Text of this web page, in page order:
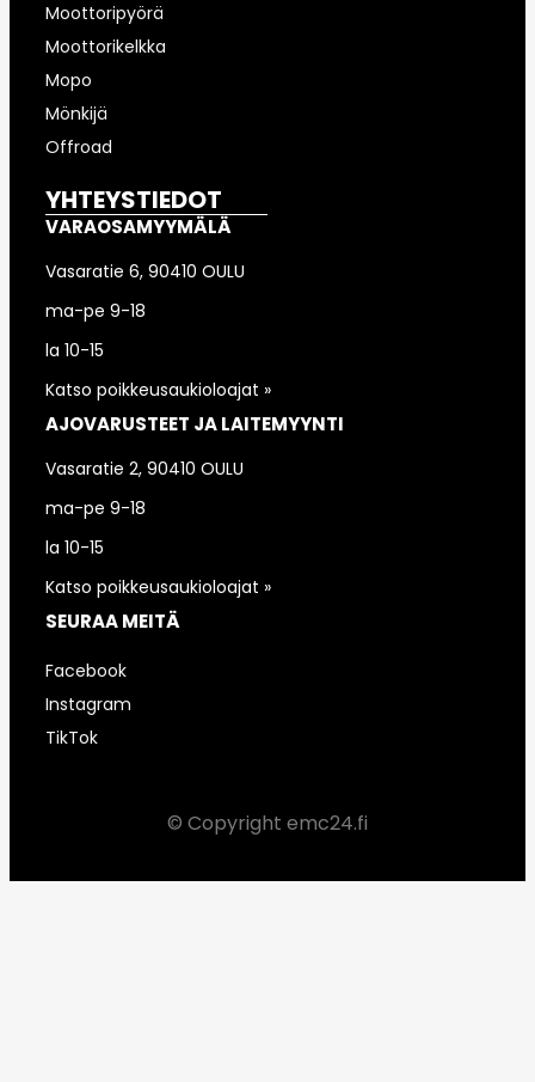
Moottoripyörä
Moottorikelkka
Mopo
Mönkijä
Offroad
YHTEYSTIEDOT
VARAOSAMYYMÄLÄ
Vasaratie 6, 90410 OULU
ma-pe 9-18
la 10-15
Katso poikkeusaukioloajat »
AJOVARUSTEET JA LAITEMYYNTI
Vasaratie 2, 90410 OULU
ma-pe 9-18
la 10-15
Katso poikkeusaukioloajat »
SEURAA MEITÄ
Facebook
Instagram
TikTok
© Copyright emc24.fi